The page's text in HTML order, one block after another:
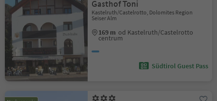
Gasthof Toni
Kastelruth/Castelrotto, Dolomites Region
Seiser Alm
169 m od Kastelruth/Castelrotto
centrum
Südtirol Guest Pass